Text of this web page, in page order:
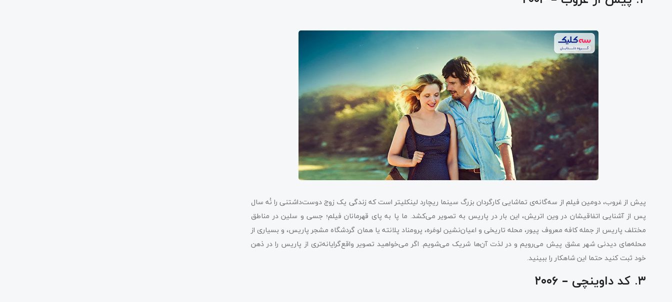
پیش از غروب، دومین فیلم از سه‌گانه‌ی تماشایی کارگردان بزرگ سینما ریچارد لینکلیتر است که زندگی یک زوج دوست‌داشتنی را نُه سال
پس از آشنایی اتفاقیشان در وین اتریش، این بار در پاریس به تصویر می‌کشد. ما پا به پای قهرمانان فیلم؛ جسی و سلین در مناطق
مختلف پاریس از جمله کافه معروف پیور، محله تاریخی و اعیان‌نشین لومَره، پرومناد پلانته یا همان گردشگاه مشجر پاریس، و بسیاری از
محله‌های دیدنی شهر عشق پیش می‌رویم و در لذت آن‌ها شریک می‌شویم. اگر می‌خواهید تصویر واقع‌گرایانه‌تری از پاریس را در ذهن
خود ثبت کنید حتما این شاهکار را ببینید.
۳. کد داوینچی – ۲۰۰۶